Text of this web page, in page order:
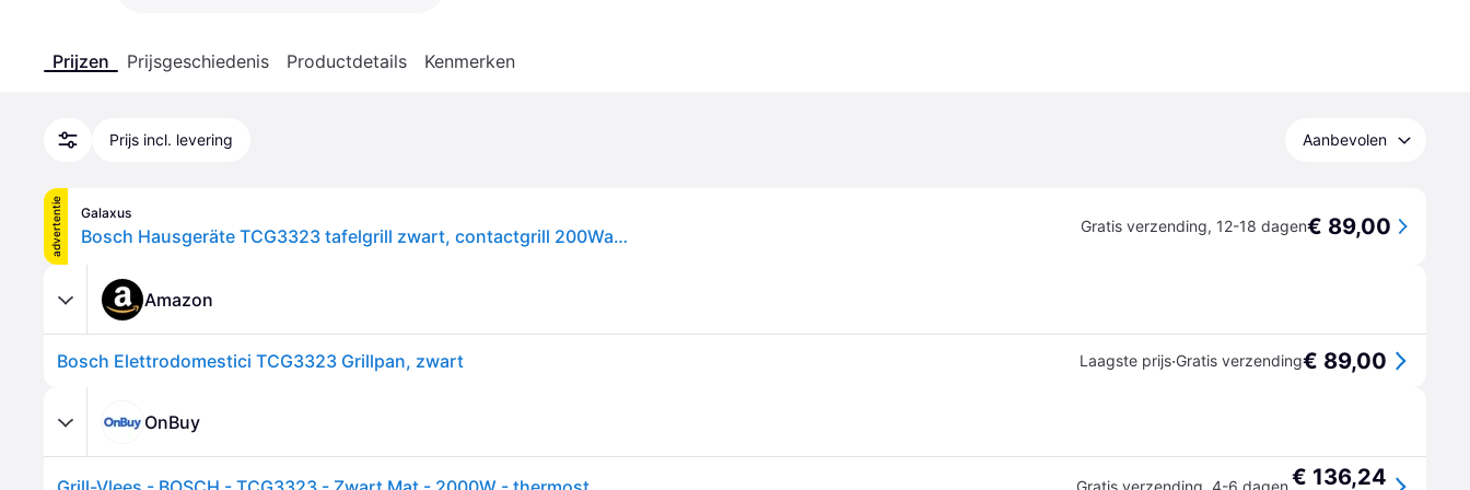
Prijzen Prijsgeschiedenis Productdetails Kenmerken
Prijs incl. levering Aanbevolen
advertentie Galaxus
Bosch Hausgeräte TCG3323 tafelgrill zwart, contactgrill 200Watt, Contact grill, Zwart Gratis verzending, 12-18 dagen€ 89,00
Amazon
Bosch Elettrodomestici TCG3323 Grillpan, zwart Laagste prijs·Gratis verzending€ 89,00
OnBuy
Gratis verzending, 4-6 dagen € 136,24